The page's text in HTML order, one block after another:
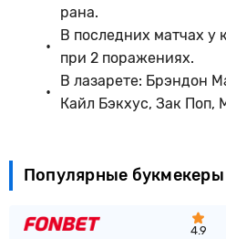
рана.
В последних матчах у
при 2 поражениях.
В лазарете: Брэндон
Кайл Бэкхус, Зак Поп,
Популярные букмекеры
4.9